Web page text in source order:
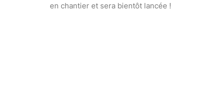
en chantier et sera bientôt lancée !